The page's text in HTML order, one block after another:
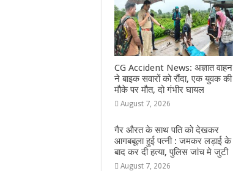
o
k
p e
r
CG Accident News: अज्ञात वाहन
ने बाइक सवारों को रौंदा, एक युवक की
मौके पर मौत, दो गंभीर घायल
August 7, 2026
गैर औरत के साथ पति को देखकर
आगबबूला हुई पत्नी : जमकर लड़ाई के
बाद कर दी हत्या, पुलिस जांच मे जुटी
August 7, 2026